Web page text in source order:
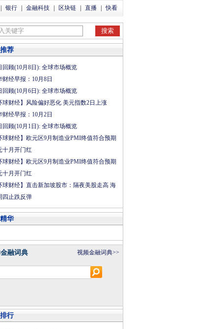
银行 金融科技 区块链 直播 快看
1.44
荐
回顾(10月8日): 全球市场概览
财经早报：10月8日
回顾(10月6日): 全球市场概览
球财经】风险偏好恶化 美元指数2日上涨
财经早报：10月2日
回顾(10月1日): 全球市场概览
球财经】欧元区9月制造业PMI终值符合预期
十月开门红
球财经】欧元区9月制造业PMI终值符合预期
十月开门红
球财经】直击新加坡股市：隔夜美股走高 海
四止跌反弹
华
融词典 视频金融词典>>
行